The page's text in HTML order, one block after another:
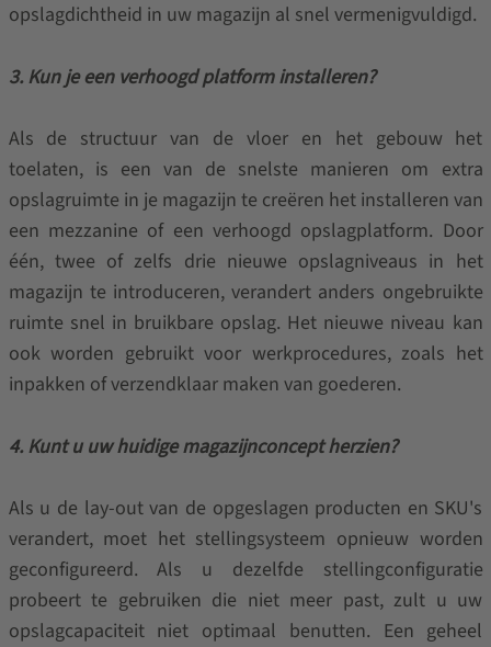
opslagdichtheid in uw magazijn al snel vermenigvuldigd.
3. Kun je een verhoogd platform installeren?
Als de structuur van de vloer en het gebouw het
toelaten, is een van de snelste manieren om extra
opslagruimte in je magazijn te creëren het installeren van
een mezzanine of een verhoogd opslagplatform. Door
één, twee of zelfs drie nieuwe opslagniveaus in het
magazijn te introduceren, verandert anders ongebruikte
ruimte snel in bruikbare opslag. Het nieuwe niveau kan
ook worden gebruikt voor werkprocedures, zoals het
inpakken of verzendklaar maken van goederen.
4. Kunt u uw huidige magazijnconcept herzien?
Als u de lay-out van de opgeslagen producten en SKU's
verandert, moet het stellingsysteem opnieuw worden
geconfigureerd. Als u dezelfde stellingconfiguratie
probeert te gebruiken die niet meer past, zult u uw
opslagcapaciteit niet optimaal benutten. Een geheel